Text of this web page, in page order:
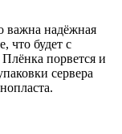
важна надёжная
что будет с
Плёнка порвется и
сервера